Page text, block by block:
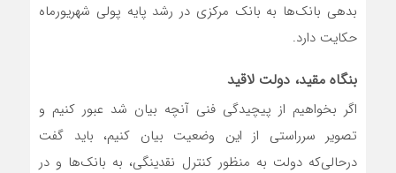
بدهی بانک‌ها به بانک مرکزی در رشد پایه پولی شهریورماه
حکایت دارد.
بنگاه مقید، دولت لاقید
اگر بخواهیم از پیچیدگی فنی آنچه بیان شد عبور کنیم و
تصویر سرراستی از این وضعیت بیان کنیم، باید گفت
در‌حالی‌که دولت به منظور کنترل نقدینگی، به بانک‌ها و در